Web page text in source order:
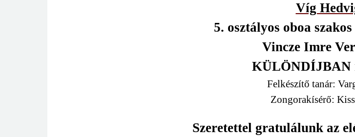
Víg
5. osztályos oboa
Vincze Imre
KÜLÖNDÍJBAN
Felkészítő tanár:
Zongorakísérő:
Szeretettel gratulálunk az